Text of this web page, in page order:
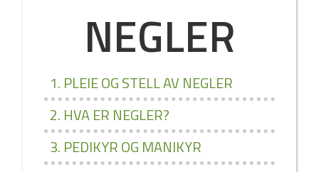
NEGLER
1. PLEIE OG STELL AV NEGLER
2. HVA ER NEGLER?
3. PEDIKYR OG MANIKYR